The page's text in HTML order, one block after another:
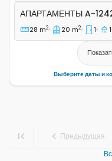
Апартаменты A-
АПАРТАМЕНТЫ A-
28 m2 20 m2 1 1
Выберите даты и
Предыдущая